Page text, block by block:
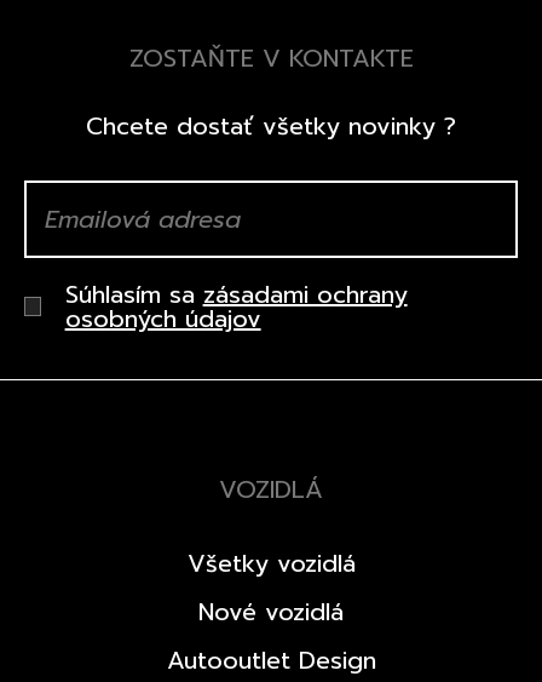
ZOSTAŇTE V KONTAKTE
Chcete dostať všetky novinky ?
Súhlasím sazásadami ochrany
osobných údajov
VOZIDLÁ
Všetky vozidlá
Nové vozidlá
Autooutlet Design